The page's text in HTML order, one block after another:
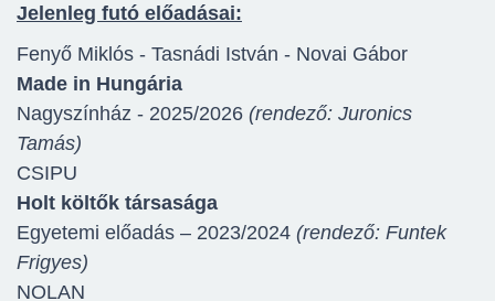
Jelenleg futó előadásai:
Fenyő Miklós - Tasnádi István - Novai Gábor
Made in Hungária
Nagyszínház - 2025/2026 (rendező: Juronics
Tamás)
CSIPU
Holt költők társasága
Egyetemi előadás – 2023/2024 (rendező: Funtek
Frigyes)
NOLAN